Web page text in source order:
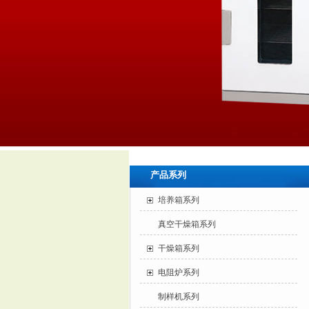
产品系列
培养箱系列
真空干燥箱系列
干燥箱系列
电阻炉系列
制样机系列